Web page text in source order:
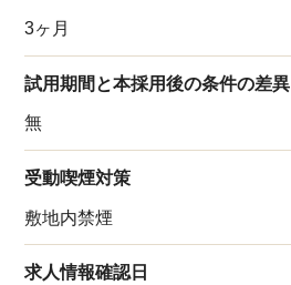
3ヶ月
試用期間と本採用後の条件の差異
無
受動喫煙対策
敷地内禁煙
求人情報確認日